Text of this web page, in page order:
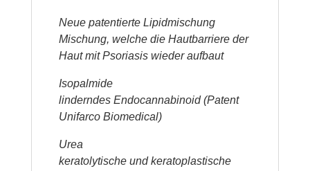
​Neue patentierte Lipidmischung
Mischung, welche die Hautbarriere der
Haut mit Psoriasis wieder aufbaut
Isopalmide
linderndes Endocannabinoid (Patent
Unifarco Biomedical)
Urea
keratolytische und keratoplastische